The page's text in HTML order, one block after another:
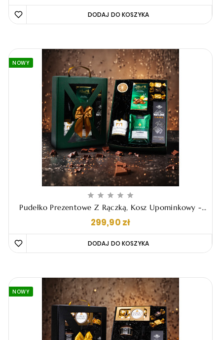
NOWY
    
Pudełko Prezentowe Z Rączką, Kosz Upominkowy -
299,90 złCena
NOWY